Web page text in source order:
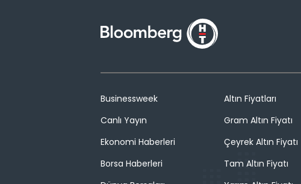
Businessweek
Canlı Yayın
Ekonomi Haberleri
Borsa Haberleri
Altın Fiyatları
Gram Altın Fiyatı
Çeyrek Altın Fiyatı
Tam Altın Fiyatı